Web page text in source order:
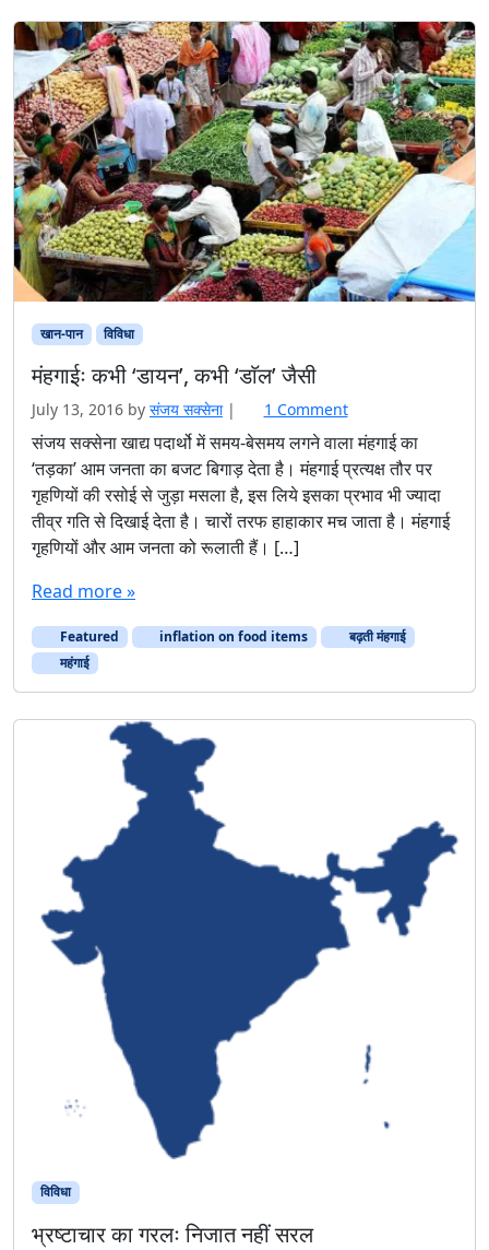
खान-पान विविधा
मंहगाईः कभी ‘डायन’, कभी ‘डाॅल’ जैसी
July 13, 2016 by संजय सक्‍सेना | 1 Commento
मं
ह
गा
ईः
य
जै
सी
संजय सक्सेना खाद्य पदार्थो में समय-बेसमय लगने वाला मंहगाई का
‘तड़का’ आम जनता का बजट बिगाड़ देता है। मंहगाई प्रत्यक्ष तौर पर
गृहणियों की रसोई से जुड़ा मसला है, इस लिये इसका प्रभाव भी ज्यादा
तीव्र गति से दिखाई देता है। चारों तरफ हाहाकार मच जाता है। मंहगाई
गृहणियों और आम जनता को रूलाती हैं। […]
Read more »
Featured inflation on food items
बढ़ती मंहगाई
महंगाई
विविधा
भ्रष्टाचार का गरलः निजात नहीं सरल